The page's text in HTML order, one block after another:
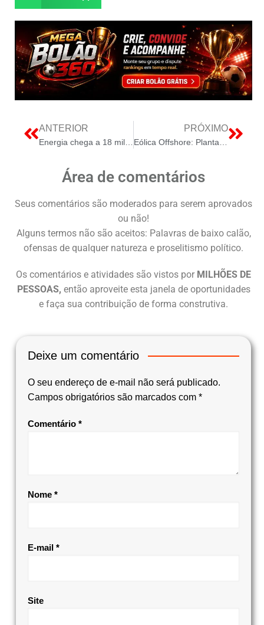
ANTERIOR PRÓXIMO
Área de comentários
Seus comentários são moderados para serem aprovados
ou não!
Alguns termos não são aceitos: Palavras de baixo calão,
ofensas de qualquer natureza e proselitismo político.
Os comentários e atividades são vistos por MILHÕES DE
PESSOAS, então aproveite esta janela de oportunidades
e faça sua contribuição de forma construtiva.
Deixe um comentário
O seu endereço de e-mail não será publicado.
Campos obrigatórios são marcados com *
Comentário *
Nome *
E-mail *
Site